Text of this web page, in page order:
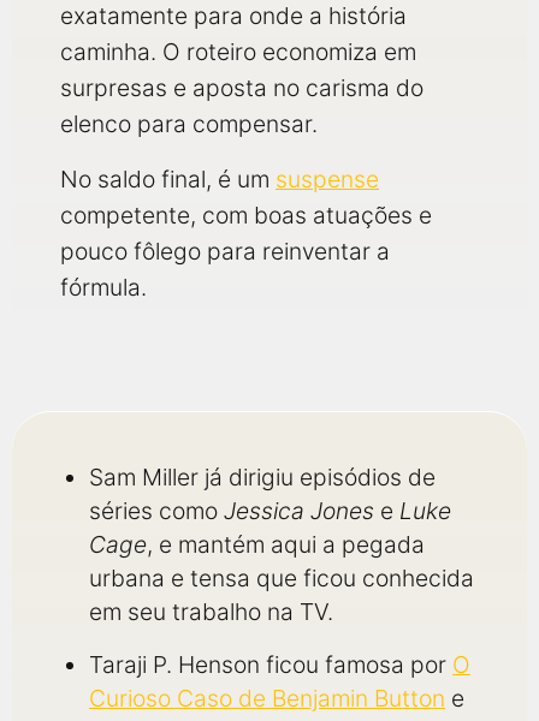
exatamente para onde a história
caminha. O roteiro economiza em
surpresas e aposta no carisma do
elenco para compensar.
No saldo final, é um suspense
competente, com boas atuações e
pouco fôlego para reinventar a
fórmula.
Sam Miller já dirigiu episódios de
séries como Jessica Jones e Luke
Cage, e mantém aqui a pegada
urbana e tensa que ficou conhecida
em seu trabalho na TV.
Taraji P. Henson ficou famosa por O
Curioso Caso de Benjamin Button e